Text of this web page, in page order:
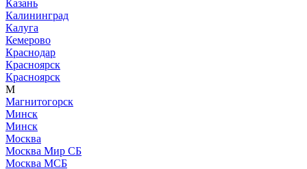
Казань
Калининград
Калуга
Кемерово
Краснодар
Красноярск
Красноярск
М
Магнитогорск
Минск
Минск
Москва
Москва Мир СБ
Москва МСБ